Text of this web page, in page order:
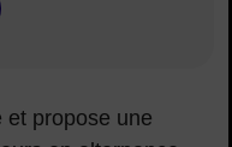
et propose une